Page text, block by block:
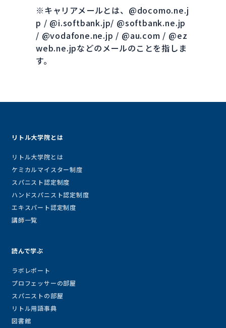
※キャリアメールとは、@docomo.ne.j
p / @i.softbank.jp/ @softbank.ne.jp
/ @vodafone.ne.jp / @au.com / @ez
web.ne.jpなどのメールのことを指しま
す。
リトル大学院とは
リトル大学院とは
ケミカルマイスター制度
スパニスト認定制度
ハンドスパニスト認定制度
エキスパート認定制度
講師一覧
読んで学ぶ
ラボレポート
プロフェッサーの部屋
スパニストの部屋
リトル用語事典
図書館